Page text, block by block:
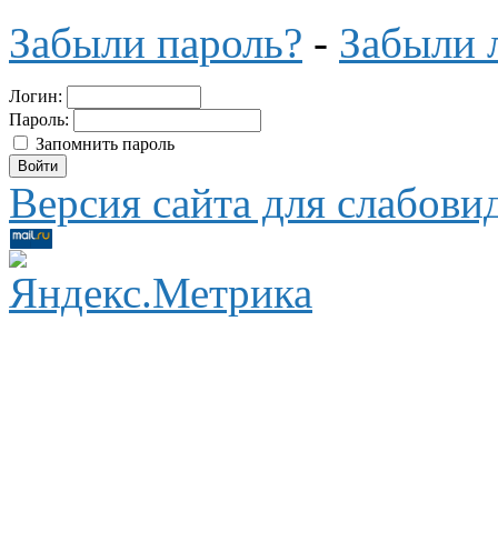
Забыли пароль? - Забыли
Логин:
Пароль:
Запомнить пароль
Версия сайта для